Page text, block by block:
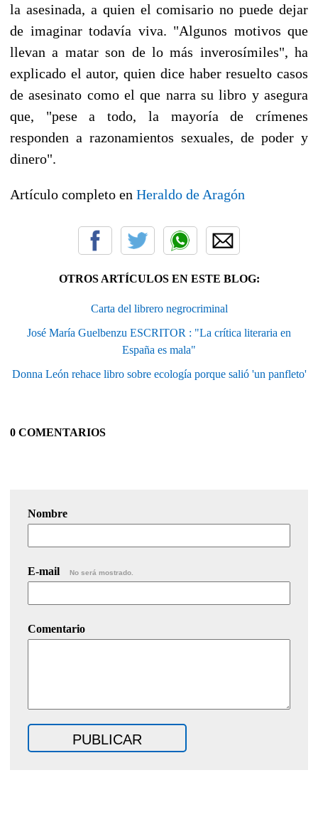
la asesinada, a quien el comisario no puede dejar
de imaginar todavía viva. "Algunos motivos que
llevan a matar son de lo más inverosímiles", ha
explicado el autor, quien dice haber resuelto casos
de asesinato como el que narra su libro y asegura
que, "pese a todo, la mayoría de crímenes
responden a razonamientos sexuales, de poder y
dinero".
Artículo completo en Heraldo de Aragón
OTROS ARTÍCULOS EN ESTE BLOG:
Carta del librero negrocriminal
José María Guelbenzu ESCRITOR : "La crítica literaria en
España es mala"
Donna León rehace libro sobre ecología porque salió 'un panfleto'
0 COMENTARIOS
Nombre
E-mail No será mostrado.
Comentario